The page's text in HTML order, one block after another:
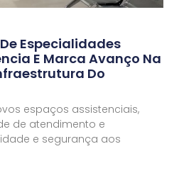
Especialidades
E Marca Avanço Na
Do
espaços assistenciais,
de atendimento e
e segurança aos